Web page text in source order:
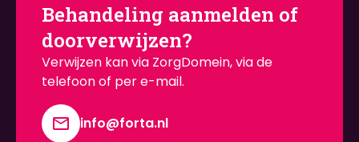
Behandeling aanmelden of
doorverwijzen?
Verwijzen kan via ZorgDomein, via de
telefoon of per e-mail.
info@forta.nl